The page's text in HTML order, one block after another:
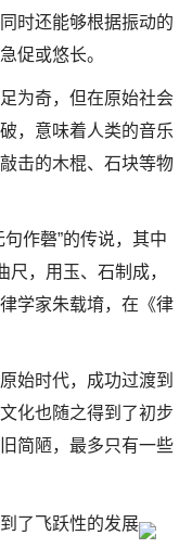
时还能够根据振动的
促或悠长。
为奇，但在原始社会
，意味着人类的音乐
击的木棍、石块等物
作磬”的传说，其中
尺，用玉、石制成，
学家朱载堉，在《律
始时代，成功过渡到
化也随之得到了初步
简陋，最多只有一些
了飞跃性的发展